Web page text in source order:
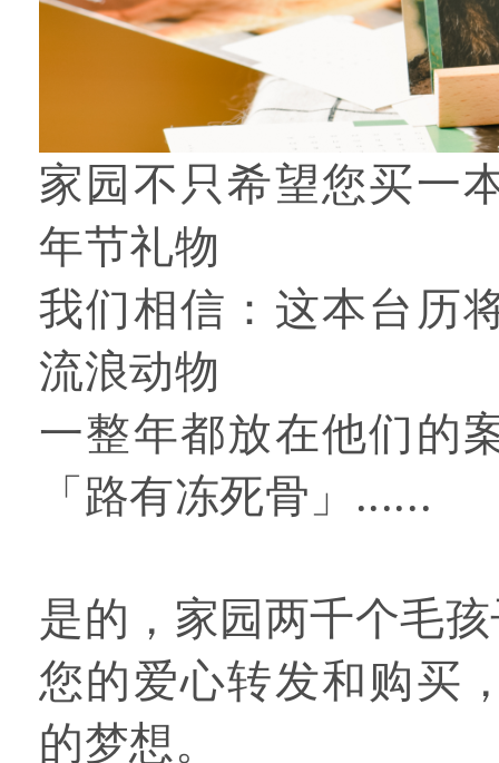
家园不只希望您买一
年节礼物
我们相信：这本台历
流浪动物
一整年都放在他们的
「路有冻死骨」......
是的，家园两千个毛
您的爱心转发和购买
的梦想。